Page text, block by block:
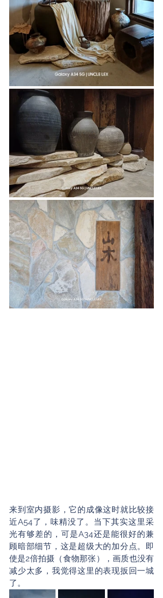
来到室内摄影，它的成像这时就比较接
近A54了，味精没了。当下其实这里采
光有够差的，可是A34还是能很好的兼
顾暗部细节，这是超级大的加分点。即
使是2倍拍摄（食物那张），画质也没有
减少太多，我觉得这里的表现扳回一城
了。